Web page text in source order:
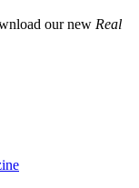
our new Real